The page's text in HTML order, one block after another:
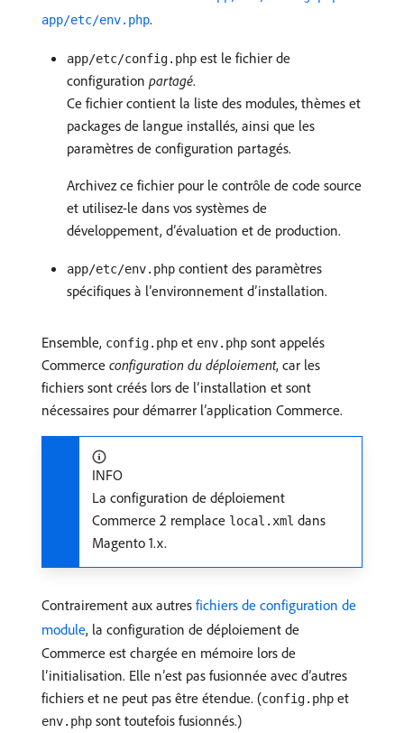
app/etc/env.php.
app/etc/config.php est le fichier de
configuration partagé.
Ce fichier contient la liste des modules, thèmes et
packages de langue installés, ainsi que les
paramètres de configuration partagés.
Archivez ce fichier pour le contrôle de code source
et utilisez-le dans vos systèmes de
développement, d’évaluation et de production.
app/etc/env.php contient des paramètres
spécifiques à l’environnement d’installation.
Ensemble, config.php et env.php sont appelés
Commerce configuration du déploiement, car les
fichiers sont créés lors de l’installation et sont
nécessaires pour démarrer l’application Commerce.
INFO
La configuration de déploiement
Commerce 2 remplace local.xml dans
Magento 1.x.
Contrairement aux autres fichiers de configuration de
module, la configuration de déploiement de
Commerce est chargée en mémoire lors de
l’initialisation. Elle n’est pas fusionnée avec d’autres
fichiers et ne peut pas être étendue. (config.php et
env.php sont toutefois fusionnés.)